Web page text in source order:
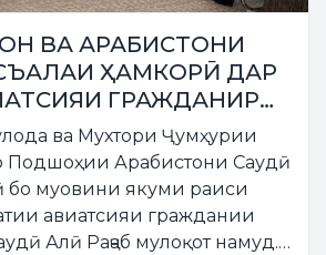
ВА АРАБИСТОНИ
ҲАМКОРӢ ДАР
ГРАЖДАНИРО
ва Мухтори Ҷумҳурии
Подшоҳии Арабистони Саудӣ
муовини якуми раиси
авиатсияи граждании
Алӣ Раҷаб мулоқот намуд.